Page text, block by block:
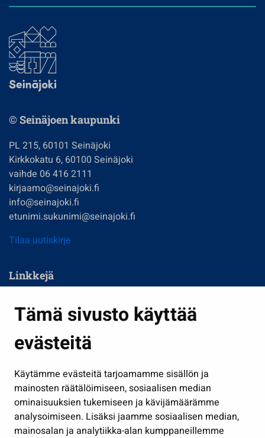
Tämä sivusto käyttää
evästeitä
Käytämme evästeitä tarjoamamme sisällön ja
mainosten räätälöimiseen, sosiaalisen median
ominaisuuksien tukemiseen ja kävijämäärämme
analysoimiseen. Lisäksi jaamme sosiaalisen median,
mainosalan ja analytiikka-alan kumppaneillemme
© Seinäjoen kaupunki
PL 215, 60101 Seinäjoki
Kirkkokatu 6, 60100 Seinäjoki
vaihde 06 416 2111
kirjaamo@seinajoki.fi
info@seinajoki.fi
etunimi.sukunimi@seinajoki.fi
Tilaa uutiskirje
Linkkejä
Kasvatus ja opetus
Kulttuuri ja liikunta
Työ ja yrittäminen
Osallistu ja asioi
Näytä omat evästeasetukseni